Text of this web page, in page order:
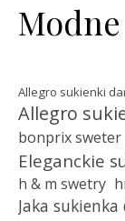
Allegro sukienki
Allegro
bonprix sweter
Eleganckie
h & m swetry
Jaka